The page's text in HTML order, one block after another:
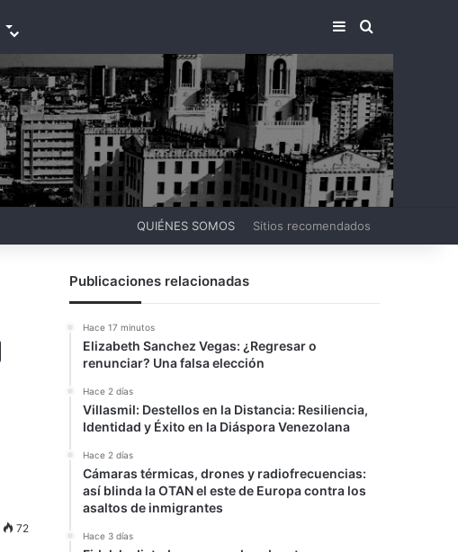
BARRA LATERAL
BUSCAR
QUIÉNES SOMOS Sitios recomendados
72
Publicaciones relacionadas
Hace 17 minutos
Elizabeth Sanchez Vegas: ¿Regresar o
renunciar? Una falsa elección
Hace 2 días
Villasmil: Destellos en la Distancia: Resiliencia,
Identidad y Éxito en la Diáspora Venezolana
Hace 2 días
Cámaras térmicas, drones y radiofrecuencias:
así blinda la OTAN el este de Europa contra los
asaltos de inmigrantes
Hace 3 días